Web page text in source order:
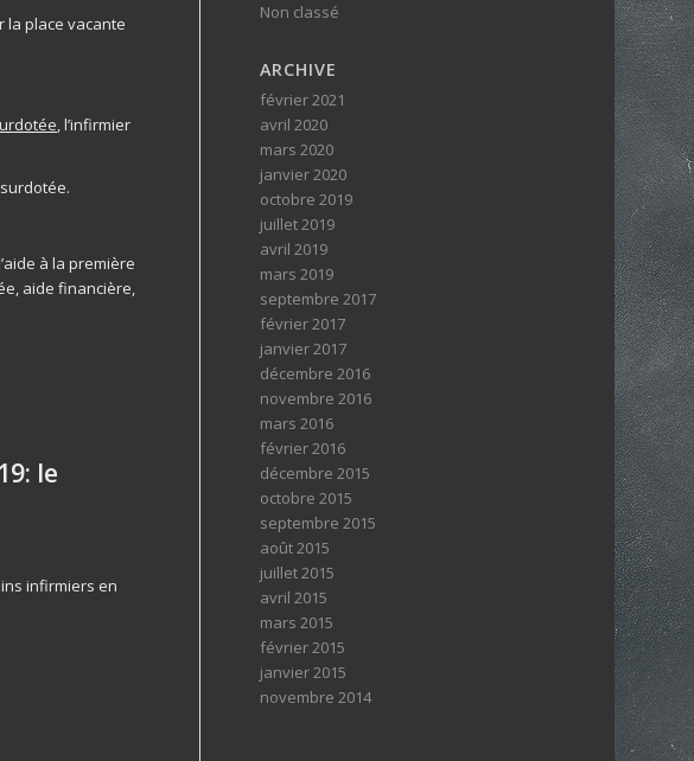
la place vacante
, l’infirmier
à la première
aide financière,
le
infirmiers en
Non classé
ARCHIVE
février 2021
avril 2020
mars 2020
janvier 2020
octobre 2019
juillet 2019
avril 2019
mars 2019
septembre 2017
février 2017
janvier 2017
décembre 2016
novembre 2016
mars 2016
février 2016
décembre 2015
octobre 2015
septembre 2015
août 2015
juillet 2015
avril 2015
mars 2015
février 2015
janvier 2015
novembre 2014